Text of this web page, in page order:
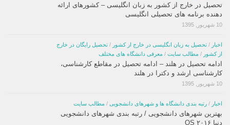
تحصیل در خارج از کشور به زبان انگلیسی – کشورهای ارائه
دهنده برنامه های تحصیلی انگلیسی
10 شهریور, 1395
اخبار / تحصیل به زبان انگلیسی در خارج از کشور / تحصیل رایگان در خارج
از کشور / مطالب سایت / معرفی دانشگاه های مختلف
ادامه تحصیل در هلند – ادامه تحصیل در مقاطع کارشناسی،
کارشناسی ارشد و دکترا در هلند
10 شهریور, 1395
اخبار / رتبه بندی دانشگاه ها و شهرهای دانشجویی / مطالب سایت
بهترین شهرهای دانشجویی / رتبه بندی شهرهای دانشجویی
دنیا ۲۰۱۶ QS